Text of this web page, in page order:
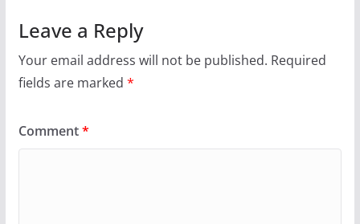
Leave a Reply
Your email address will not be published. Required
fields are marked *
Comment*